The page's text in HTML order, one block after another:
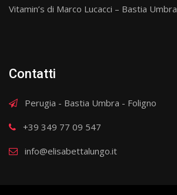
Vitamin’s di Marco Lucacci – Bastia Umbra
Contatti
Perugia - Bastia Umbra - Foligno
+39 349 77 09 547
info@elisabettalungo.it